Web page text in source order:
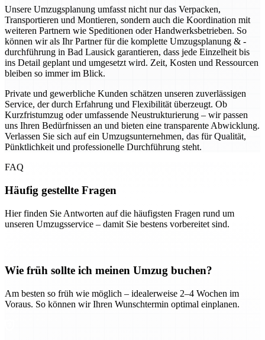
Unsere Umzugsplanung umfasst nicht nur das Verpacken,
Transportieren und Montieren, sondern auch die Koordination mit
weiteren Partnern wie Speditionen oder Handwerksbetrieben. So
können wir als Ihr Partner für die komplette Umzugsplanung & -
durchführung in Bad Lausick garantieren, dass jede Einzelheit bis
ins Detail geplant und umgesetzt wird. Zeit, Kosten und Ressourcen
bleiben so immer im Blick.
Private und gewerbliche Kunden schätzen unseren zuverlässigen
Service, der durch Erfahrung und Flexibilität überzeugt. Ob
Kurzfristumzug oder umfassende Neustrukturierung – wir passen
uns Ihren Bedürfnissen an und bieten eine transparente Abwicklung.
Verlassen Sie sich auf ein Umzugsunternehmen, das für Qualität,
Pünktlichkeit und professionelle Durchführung steht.
FAQ
Häufig gestellte Fragen
Hier finden Sie Antworten auf die häufigsten Fragen rund um
unseren Umzugsservice – damit Sie bestens vorbereitet sind.
Wie früh sollte ich meinen Umzug buchen?
Am besten so früh wie möglich – idealerweise 2–4 Wochen im
Voraus. So können wir Ihren Wunschtermin optimal einplanen.